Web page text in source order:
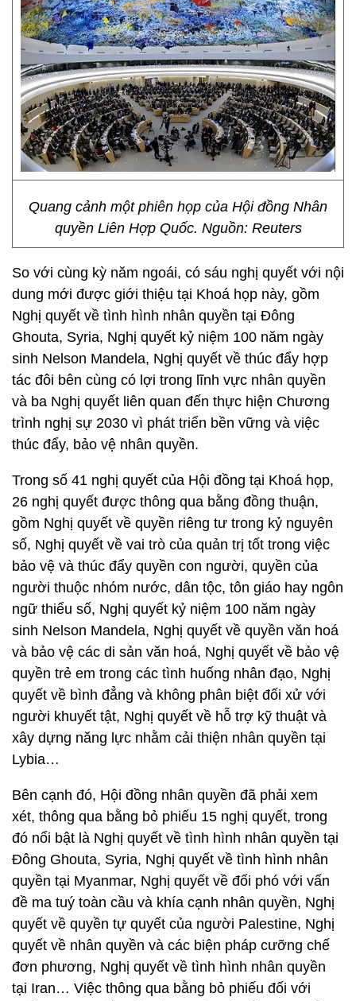
Quang cảnh một phiên họp của Hội đồng Nhân
quyền Liên Hợp Quốc. Nguồn: Reuters
So với cùng kỳ năm ngoái, có sáu nghị quyết với nội
dung mới được giới thiệu tại Khoá họp này, gồm
Nghị quyết về tình hình nhân quyền tại Đông
Ghouta, Syria, Nghị quyết kỷ niệm 100 năm ngày
sinh Nelson Mandela, Nghị quyết về thúc đẩy hợp
tác đôi bên cùng có lợi trong lĩnh vực nhân quyền
và ba Nghị quyết liên quan đến thực hiện Chương
trình nghị sự 2030 vì phát triển bền vững và việc
thúc đẩy, bảo vệ nhân quyền.
Trong số 41 nghị quyết của Hội đồng tại Khoá họp,
26 nghị quyết được thông qua bằng đồng thuận,
gồm Nghị quyết về quyền riêng tư trong kỷ nguyên
số, Nghị quyết về vai trò của quản trị tốt trong việc
bảo vệ và thúc đẩy quyền con người, quyền của
người thuộc nhóm nước, dân tộc, tôn giáo hay ngôn
ngữ thiểu số, Nghị quyết kỷ niệm 100 năm ngày
sinh Nelson Mandela, Nghị quyết về quyền văn hoá
và bảo vệ các di sản văn hoá, Nghị quyết về bảo vệ
quyền trẻ em trong các tình huống nhân đạo, Nghị
quyết về bình đẳng và không phân biệt đối xử với
người khuyết tật, Nghị quyết về hỗ trợ kỹ thuật và
xây dựng năng lực nhằm cải thiện nhân quyền tại
Lybia…
Bên cạnh đó, Hội đồng nhân quyền đã phải xem
xét, thông qua bằng bỏ phiếu 15 nghị quyết, trong
đó nổi bật là Nghị quyết về tình hình nhân quyền tại
Đông Ghouta, Syria, Nghị quyết về tình hình nhân
quyền tại Myanmar, Nghị quyết về đối phó với vấn
đề ma tuý toàn cầu và khía cạnh nhân quyền, Nghị
quyết về quyền tự quyết của người Palestine, Nghị
quyết về nhân quyền và các biện pháp cưỡng chế
đơn phương, Nghị quyết về tình hình nhân quyền
tại Iran… Việc thông qua bằng bỏ phiếu đối với